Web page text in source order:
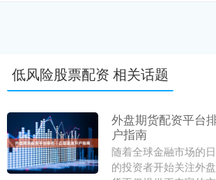
低风险股票配资 相关话题
外盘期货配资平台
户指南
随着全球金融市场的
的投资者开始关注外